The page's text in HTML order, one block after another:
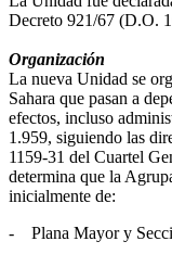
Decreto 921/67 (D.O.
Organización
La nueva Unidad se
Sahara que pasan a
efectos, incluso
1.959, siguiendo las
1159-31 del Cuartel
determina que la
inicialmente de:
- Plana Mayor y